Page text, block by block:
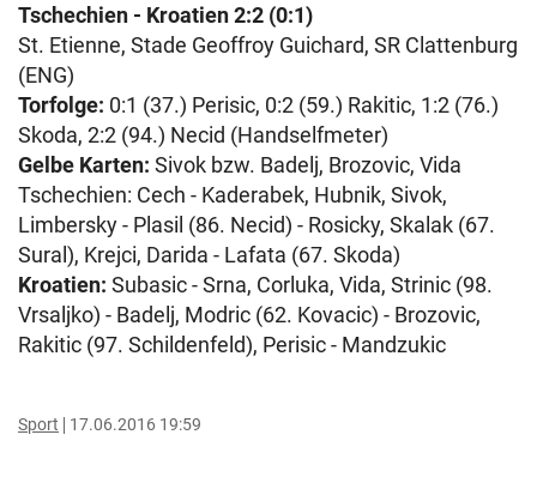
Tschechien - Kroatien 2:2 (0:1)
St. Etienne, Stade Geoffroy Guichard, SR Clattenburg
(ENG)
Torfolge: 0:1 (37.) Perisic, 0:2 (59.) Rakitic, 1:2 (76.)
Skoda, 2:2 (94.) Necid (Handselfmeter)
Gelbe Karten: Sivok bzw. Badelj, Brozovic, Vida
Tschechien: Cech - Kaderabek, Hubnik, Sivok,
Limbersky - Plasil (86. Necid) - Rosicky, Skalak (67.
Sural), Krejci, Darida - Lafata (67. Skoda)
Kroatien: Subasic - Srna, Corluka, Vida, Strinic (98.
Vrsaljko) - Badelj, Modric (62. Kovacic) - Brozovic,
Rakitic (97. Schildenfeld), Perisic - Mandzukic
Sport 17.06.2016 19:59